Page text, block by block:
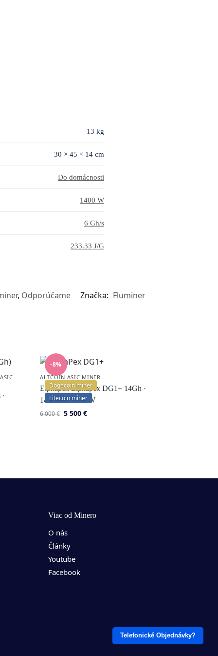
Telefonické Objednávky?
13 kg
30 × 45 × 14 cm
Do domácnosti
1400 W
6 Gh/s
233.33 J/G
, Odporúčame Značka: Fluminer
ASIC
-8%
Dogecoin miner
Litecoin miner
ALTCOIN ASIC MINER
Elphapex Elphapex DG1+ 14Gh ·
14 Gh/s · 3840 W
6 000€ 5 500€
Viac od Minero
O nás
Články
Youtube
Facebook
hlavnom webe
návody a všetko dôležité, čo potrebujete vedieť